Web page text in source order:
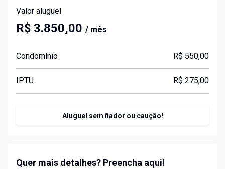
Valor aluguel
R$ 3.850,00 / mês
Condomínio R$ 550,00
IPTU R$ 275,00
Aluguel sem fiador ou caução!
Quer mais detalhes? Preencha aqui!